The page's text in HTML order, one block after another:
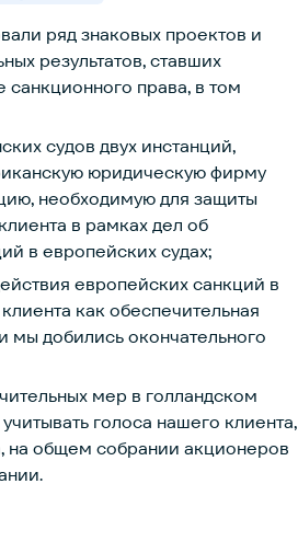
ряд знаковых проектов и
результатов, ставших
права, в том
судов двух инстанций,
юридическую фирму
необходимую для защиты
в рамках дел об
в европейских судах;
европейских санкций в
как обеспечительная
мы добились окончательного
мер в голландском
голоса нашего клиента,
на общем собрании акционеров